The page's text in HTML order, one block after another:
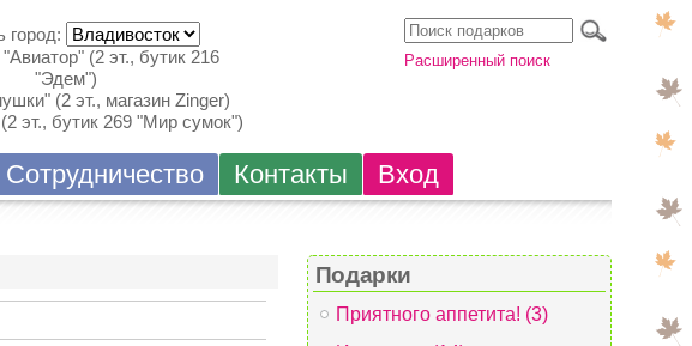
город:
(2 эт., бутик 216
"Эдем")
(2 эт., магазин Zinger)
эт., бутик 269 "Мир сумок")
Расширенный поиск
Сотрудничество Контакты Вход
Подарки
Приятного аппетита! (3)